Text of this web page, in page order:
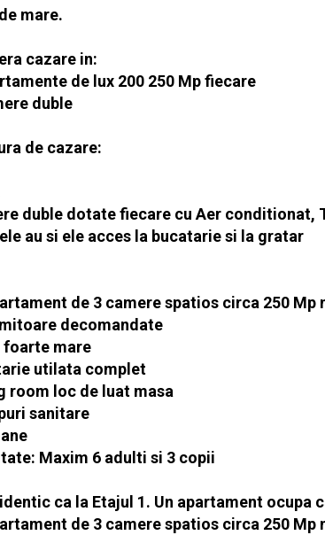
mare.
cazare in:
de lux 200 250 Mp fiecare
duble
de cazare:
duble dotate fiecare cu Aer conditionat,
au si ele acces la bucatarie si la gratar
de 3 camere spatios circa 250
decomandate
foarte mare
utilata complet
room loc de luat masa
sanitare
Maxim 6 adulti si 3 copii
ca la Etajul 1. Un apartament ocupa
de 3 camere spatios circa 250